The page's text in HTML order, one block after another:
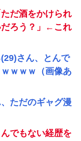
だ酒をかけられ
だろう？」←これ
さん、とんで
ｗｗｗ（画像あ
ただのギャグ漫
でもない経歴を